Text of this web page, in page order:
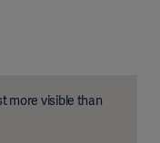
more visible than